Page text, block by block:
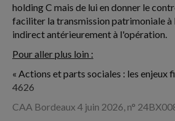
holding C mais de lui en donner le
faciliter la transmission patrimoniale à
indirect antérieurement à l'opération.
Pour aller plus loin :
« Actions et parts sociales : les enjeux
4626
CAA Bordeaux 4 juin 2026, n°